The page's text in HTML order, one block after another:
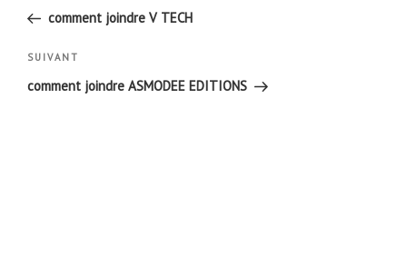
l’article
précédent
comment joindre V TECH
Article
suivant
SUIVANT
comment joindre ASMODEE EDITIONS